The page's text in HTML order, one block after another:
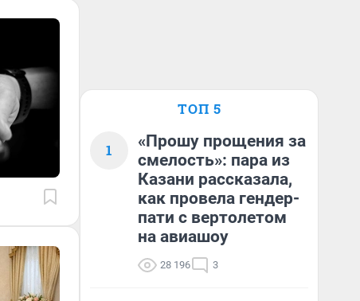
ТОП 5
1
«Прошу прощения за
смелость»: пара из
Казани рассказала,
как провела гендер-
пати с вертолетом
на авиашоу
28 196 3